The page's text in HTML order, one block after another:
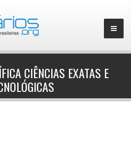
CIÊNCIAS EXATAS E